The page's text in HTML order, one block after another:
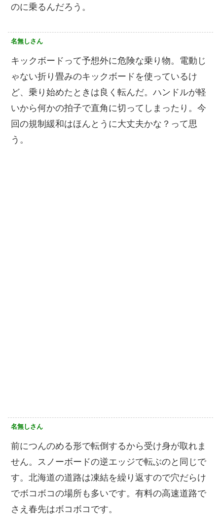
のに乗るんだろう。
名無しさん
キックボードって予想外に危険な乗り物。電動じ
ゃない折り畳みのキックボードを使っているけ
ど、乗り始めたときは良く転んだ。ハンドルが軽
いから何かの拍子で直角に切ってしまったり。今
回の規制緩和はほんとうに大丈夫かな？って思
う。
名無しさん
前につんのめる形で転倒するから受け身が取れま
せん。スノーボードの逆エッジで転ぶのと同じで
す。北海道の道路は凍結を繰り返すので穴だらけ
でボコボコの場所も多いです。有料の高速道路で
さえ春先はボコボコです。